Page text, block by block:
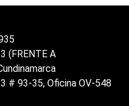
(FRENTE A
# 93-35, Oficina OV-548